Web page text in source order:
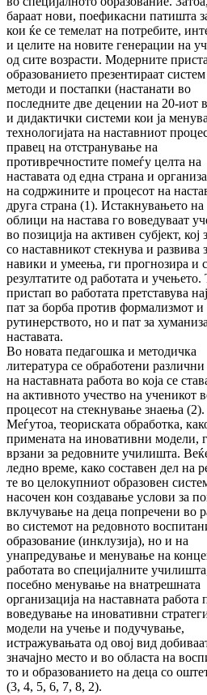
бараат нови, поефикасни па­тиш­та
кои ќе се темелат на потребите,
и целите на новите генерации на
од сите возрасти. Модерните
образованието презентираат
методи и постапки (настанати во
последните две децении на 20-иот
и дидактички системи кои ја
технологијата на нас­тавниот
правец на отстранување на
противречностите помеѓу целта на
наставата од една страна и
на содржините и процесот на
друга страна (1). Ис­так­ну­вањето
облици на настава го во­ве­дуваат
во позиција на активен суб­јект, кој
со наставникот стекнува и раз­ви­ва
навики и умеења, ги прогнозира и
резултатите од работата и учењето.
пристап во работата претставува
пат за борба против формализмот и
рутинер­ството, но и пат за
наставата.
Во новата педагошка и методичка
литература се обработени
на наставната работа во која се
на активното учество на ученикот
процесот на стекнување знаења (2).
Меѓутоа, теориската обработка,
примената на иновативни модели,
врзани за редовните училишта.
ледно време, како составен дел на
те во целокупниот образовен
насочен кон создавање услови за
вклучување на деца попречени во
во системот на ре­довното
образование (инклу­зи­ја), но и на
унапредување и менување на
работата во специјалните
посебно менување на внатрешната
организа­ци­ја на нас­тав­ната работа
воведување на инова­тив­ни
модели на учење и по­дучување,
истражувањата од овој вид
значајно место и во областа на
то и образова­нието на деца со
(3, 4, 5, 6, 7, 8, 2).